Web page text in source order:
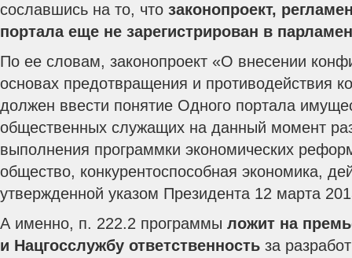
сославшись на то, что законопроект,
портала еще не зарегистрирован в
По ее словам, законопроект «О внесении
основах предотвращения и противодействия
должен ввести понятие Одного портала
общественных служащих на данный момент
выполнения программки экономических
общество, конкурентоспособная экономика,
утвержденной указом Президента 12 марта
А именно, п. 222.2 программы ложит на
и Нацгосслужбу ответственность за